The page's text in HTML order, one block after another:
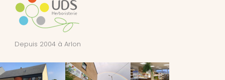
Depuis 2004 à Arlon